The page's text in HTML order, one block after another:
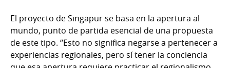
El proyecto de Singapur se basa en la apertura al
mundo, punto de partida esencial de una propuesta
de este tipo. “Esto no significa negarse a pertenecer a
experiencias regionales, pero sí tener la conciencia